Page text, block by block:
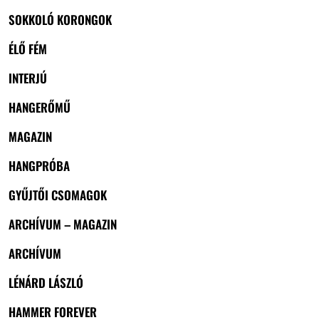
SOKKOLÓ KORONGOK
ÉLŐ FÉM
INTERJÚ
HANGERŐMŰ
MAGAZIN
HANGPRÓBA
GYŰJTŐI CSOMAGOK
ARCHÍVUM – MAGAZIN
ARCHÍVUM
LÉNÁRD LÁSZLÓ
HAMMER FOREVER